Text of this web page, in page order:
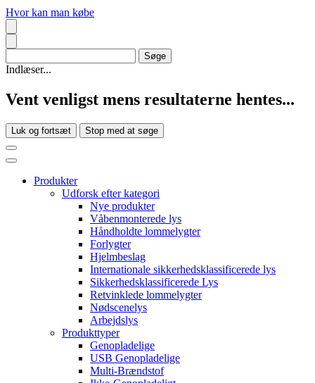
Hvor kan man købe
Indlæser...
Vent venligst mens resultaterne hentes...
Luk og fortsæt Stop med at søge
Produkter
Udforsk efter kategori
Nye produkter
Våbenmonterede lys
Håndholdte lommelygter
Forlygter
Hjelmbeslag
Internationale sikkerhedsklassificerede lys
Sikkerhedsklassificerede Lys
Retvinklede lommelygter
Nødscenelys
Arbejdslys
Produkttyper
Genopladelige
USB Genopladelige
Multi-Brændstof